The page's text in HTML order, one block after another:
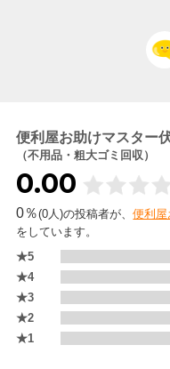
便利屋お助けマスター
（不用品・粗大ゴミ回収）
0.00
0％(0人)の投稿者が、便利
をしています。
★5
★4
★3
★2
★1